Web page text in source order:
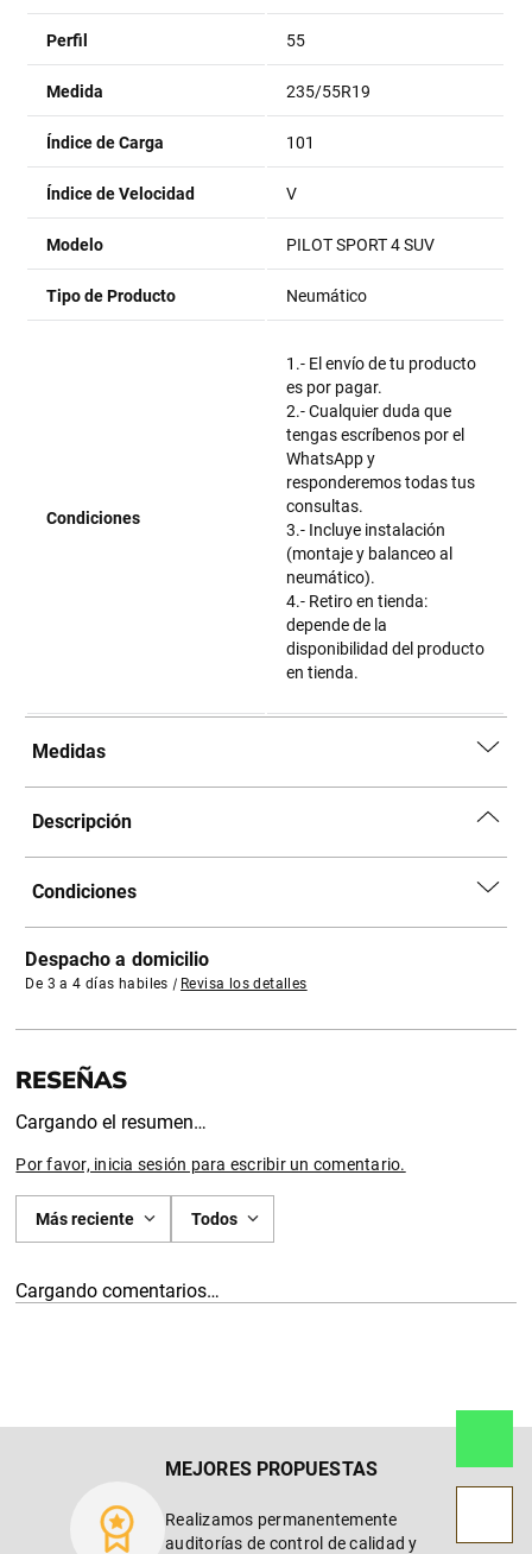
Perfil 55
Medida 235/55R19
Índice de Carga 101
Índice de Velocidad V
Modelo PILOT SPORT 4 SUV
Tipo de Producto Neumático
Condiciones
1.- El envío de tu producto
es por pagar.
2.- Cualquier duda que
tengas escríbenos por el
WhatsApp y
responderemos todas tus
consultas.
3.- Incluye instalación
(montaje y balanceo al
neumático).
4.- Retiro en tienda:
depende de la
disponibilidad del producto
en tienda.
Medidas
Descripción
Condiciones
Despacho a domicilio
De 3 a 4 días habiles | Revisa los detalles
Cargando el resumen…
Por favor, inicia sesión para escribir un comentario.
Más reciente Todos
Cargando comentarios…
MEJORES PROPUESTAS
Realizamos permanentemente
auditorías de control de calidad y